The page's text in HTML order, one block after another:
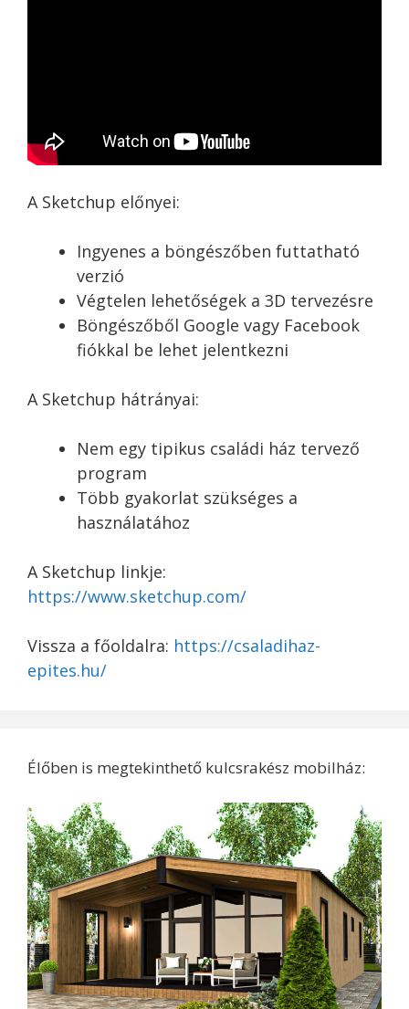
A Sketchup előnyei:
Ingyenes a böngészőben futtatható
verzió
Végtelen lehetőségek a 3D tervezésre
Böngészőből Google vagy Facebook
fiókkal be lehet jelentkezni
A Sketchup hátrányai:
Nem egy tipikus családi ház tervező
program
Több gyakorlat szükséges a
használatához
A Sketchup linkje:
https://www.sketchup.com/
Vissza a főoldalra: https://csaladihaz-
epites.hu/
Élőben is megtekinthető kulcsrakész mobilház: